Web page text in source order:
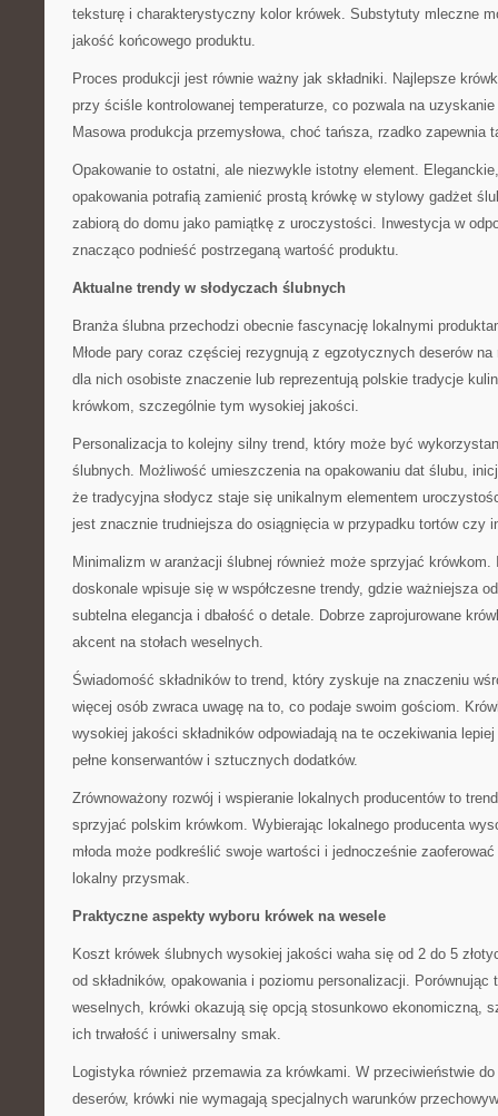
teksturę i charakterystyczny kolor krówek. Substytuty mleczne
jakość końcowego produktu.
Proces produkcji jest równie ważny jak składniki. Najlepsze
przy ściśle kontrolowanej temperaturze, co pozwala na
Masowa produkcja przemysłowa, choć tańsza, rzadko zapewnia
Opakowanie to ostatni, ale niezwykle istotny element.
opakowania potrafią zamienić prostą krówkę w stylowy gadżet
zabiorą do domu jako pamiątkę z uroczystości. Inwestycja w
znacząco podnieść postrzeganą wartość produktu.
Aktualne trendy w słodyczach ślubnych
Branża ślubna przechodzi obecnie fascynację lokalnymi
Młode pary coraz częściej rezygnują z egzotycznych deserów
dla nich osobiste znaczenie lub reprezentują polskie tradycje
krówkom, szczególnie tym wysokiej jakości.
Personalizacja to kolejny silny trend, który może być
ślubnych. Możliwość umieszczenia na opakowaniu dat ślubu,
że tradycyjna słodycz staje się unikalnym elementem
jest znacznie trudniejsza do osiągnięcia w przypadku tortów czy
Minimalizm w aranżacji ślubnej również może sprzyjać
doskonale wpisuje się w współczesne trendy, gdzie ważniejsza
subtelna elegancja i dbałość o detale. Dobrze zaprojurowane
akcent na stołach weselnych.
Świadomość składników to trend, który zyskuje na znaczeniu
więcej osób zwraca uwagę na to, co podaje swoim gościom.
wysokiej jakości składników odpowiadają na te oczekiwania lepiej
pełne konserwantów i sztucznych dodatków.
Zrównoważony rozwój i wspieranie lokalnych producentów to
sprzyjać polskim krówkom. Wybierając lokalnego producenta
młoda może podkreślić swoje wartości i jednocześnie
lokalny przysmak.
Praktyczne aspekty wyboru krówek na wesele
Koszt krówek ślubnych wysokiej jakości waha się od 2 do 5
od składników, opakowania i poziomu personalizacji.
weselnych, krówki okazują się opcją stosunkowo ekonomiczną,
ich trwałość i uniwersalny smak.
Logistyka również przemawia za krówkami. W przeciwieństwie
deserów, krówki nie wymagają specjalnych warunków